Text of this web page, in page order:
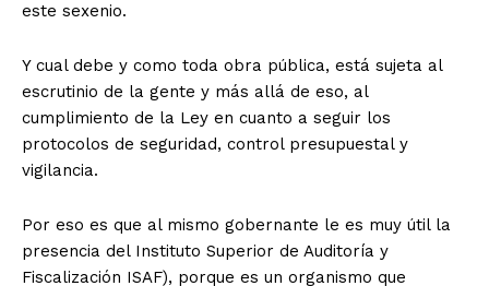
este sexenio.
Y cual debe y como toda obra pública, está sujeta al
escrutinio de la gente y más allá de eso, al
cumplimiento de la Ley en cuanto a seguir los
protocolos de seguridad, control presupuestal y
vigilancia.
Por eso es que al mismo gobernante le es muy útil la
presencia del Instituto Superior de Auditoría y
Fiscalización ISAF), porque es un organismo que